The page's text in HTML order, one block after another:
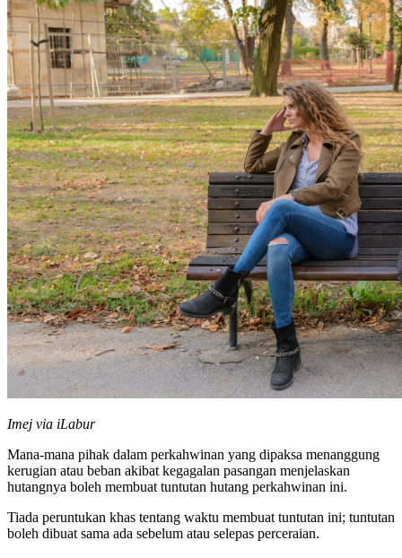
Imej via iLabur
Mana-mana pihak dalam perkahwinan yang dipaksa menanggung
kerugian atau beban akibat kegagalan pasangan menjelaskan
hutangnya boleh membuat tuntutan hutang perkahwinan ini.
Tiada peruntukan khas tentang waktu membuat tuntutan ini; tuntutan
boleh dibuat sama ada sebelum atau selepas perceraian.